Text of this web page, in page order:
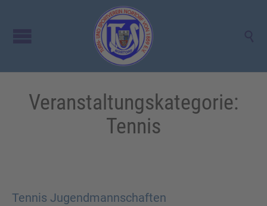
Veranstaltungskategorie:
Tennis
Tennis Jugendmannschaften